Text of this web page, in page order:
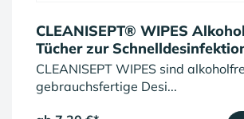
CLEANISEPT® WIPES
Tücher zur
CLEANISEPT WIPES sind
gebrauchsfertige Desi...